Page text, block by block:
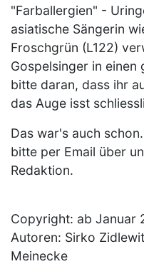
"Farballergien" -
asiatische Sängerin
Froschgrün (L122)
Gospelsinger in
bitte daran, dass ihr
das Auge isst
Das war's auch
bitte per Email über
Redaktion.
Copyright: ab Januar
Autoren: Sirko
Meinecke